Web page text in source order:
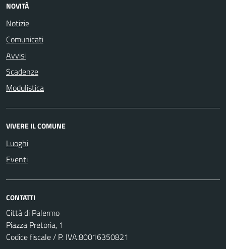
NOVITÀ
Notizie
Comunicati
Avvisi
Scadenze
Modulistica
VIVERE IL COMUNE
Luoghi
Eventi
CONTATTI
Città di Palermo
Piazza Pretoria, 1
Codice fiscale / P. IVA:80016350821